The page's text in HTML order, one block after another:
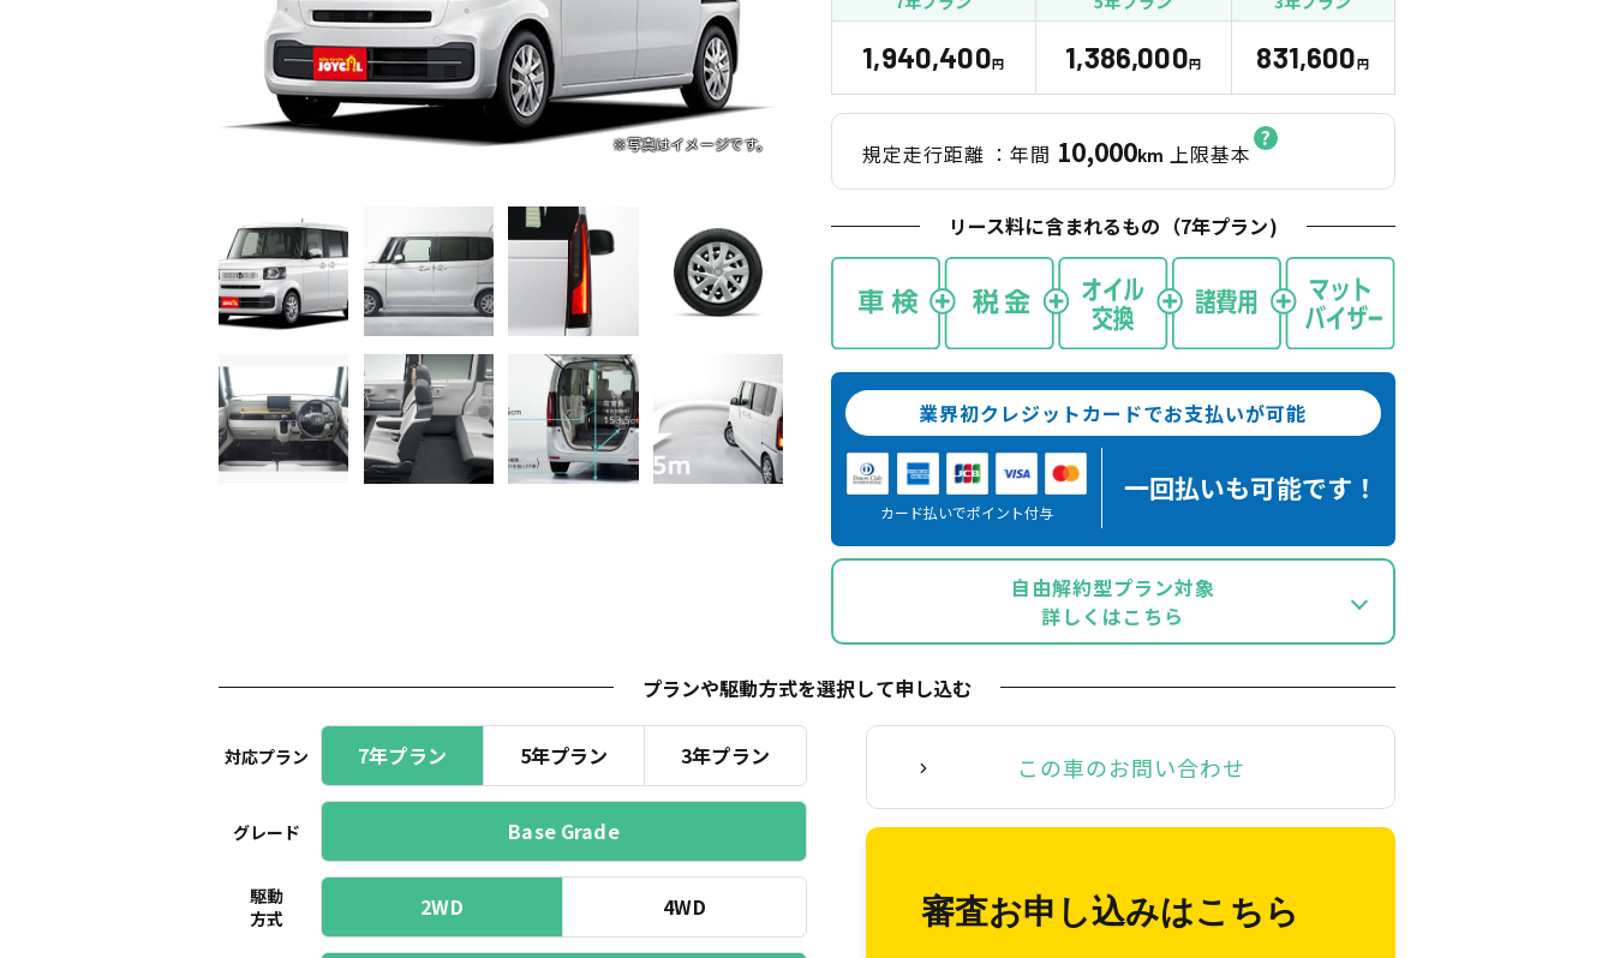
1,940,400円 1,386,000円 831,600円
規定走行距離 ：年間 10,000km 上限基本
リース料に含まれるもの（7年プラン)
業界初クレジットカードでお支払いが可能
カード払いでポイント付与
一回払いも可能です！
自由解約型プラン対象
詳しくはこちら
プランや駆動方式を選択して申し込む
対応プラン 7年プラン 5年プラン 3年プラン
グレード Base Grade
駆動
方式
2WD 4WD
この車のお問い合わせ
審査お申し込みはこちら